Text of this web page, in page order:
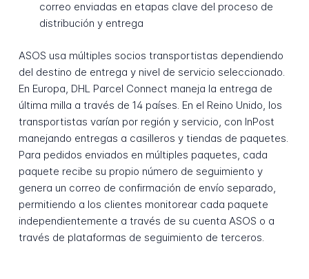
correo enviadas en etapas clave del proceso de
distribución y entrega
ASOS usa múltiples socios transportistas dependiendo
del destino de entrega y nivel de servicio seleccionado.
En Europa, DHL Parcel Connect maneja la entrega de
última milla a través de 14 países. En el Reino Unido, los
transportistas varían por región y servicio, con InPost
manejando entregas a casilleros y tiendas de paquetes.
Para pedidos enviados en múltiples paquetes, cada
paquete recibe su propio número de seguimiento y
genera un correo de confirmación de envío separado,
permitiendo a los clientes monitorear cada paquete
independientemente a través de su cuenta ASOS o a
través de plataformas de seguimiento de terceros.